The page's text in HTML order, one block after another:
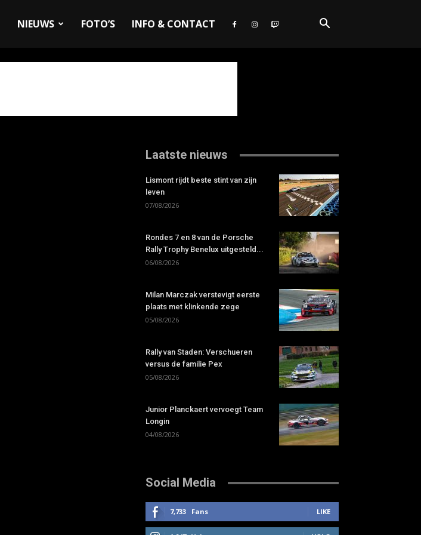
NIEUWS FOTO’S INFO & CONTACT
Laatste nieuws
Lismont rijdt beste stint van zijn
leven
07/08/2026
Rondes 7 en 8 van de Porsche
Rally Trophy Benelux uitgesteld...
06/08/2026
Milan Marczak verstevigt eerste
plaats met klinkende zege
05/08/2026
Rally van Staden: Verschueren
versus de familie Pex
05/08/2026
Junior Planckaert vervoegt Team
Longin
04/08/2026
Social Media
7,733 Fans LIKE